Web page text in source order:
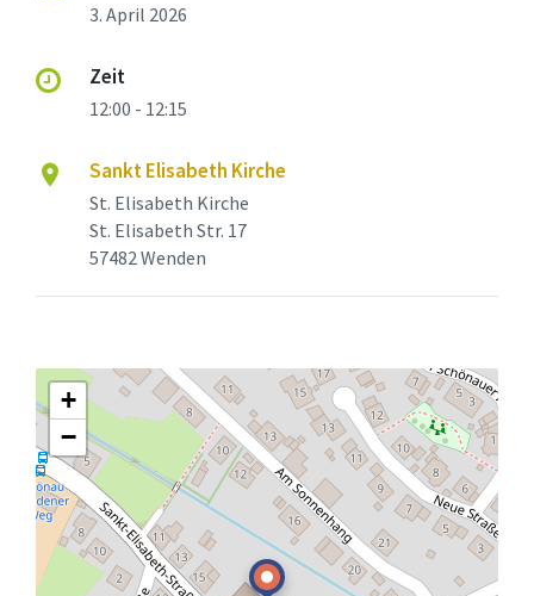
3. April 2026
Zeit
12:00 - 12:15
Sankt Elisabeth Kirche
St. Elisabeth Kirche
St. Elisabeth Str. 17
57482 Wenden
+
−